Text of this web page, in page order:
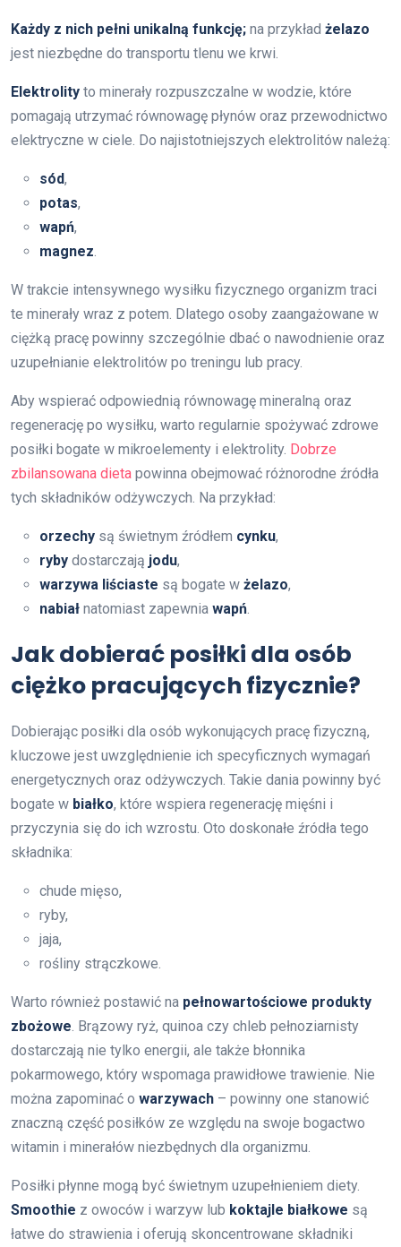
Każdy z nich pełni unikalną funkcję; na przykład żelazo
jest niezbędne do transportu tlenu we krwi.
Elektrolity to minerały rozpuszczalne w wodzie, które
pomagają utrzymać równowagę płynów oraz przewodnictwo
elektryczne w ciele. Do najistotniejszych elektrolitów należą:
sód,
potas,
wapń,
magnez
W trakcie intensywnego wysiłku fizycznego organizm traci
te minerały wraz z potem. Dlatego osoby zaangażowane w
ciężką pracę powinny szczególnie dbać o nawodnienie oraz
uzupełnianie elektrolitów po treningu lub pracy.
Aby wspierać odpowiednią równowagę mineralną oraz
regenerację po wysiłku, warto regularnie spożywać zdrowe
posiłki bogate w mikroelementy i elektrolity. Dobrze
zbilansowana dieta powinna obejmować różnorodne źródła
tych składników odżywczych. Na przykład:
orzechy są świetnym źródłem cynku,
ryby dostarczają jodu,
warzywa liściaste są bogate w żelazo,
nabiał natomiast zapewnia wapń
Jak dobierać posiłki dla osób
ciężko pracujących fizycznie?
Dobierając posiłki dla osób wykonujących pracę fizyczną,
kluczowe jest uwzględnienie ich specyficznych wymagań
energetycznych oraz odżywczych. Takie dania powinny być
bogate w białko, które wspiera regenerację mięśni i
przyczynia się do ich wzrostu. Oto doskonałe źródła tego
składnika:
chude mięso,
ryby,
jaja,
rośliny strączkowe.
Warto również postawić na pełnowartościowe produkty
zbożowe . Brązowy ryż, quinoa czy chleb pełnoziarnisty
dostarczają nie tylko energii, ale także błonnika
pokarmowego, który wspomaga prawidłowe trawienie. Nie
można zapominać o warzywach – powinny one stanowić
znaczną część posiłków ze względu na swoje bogactwo
witamin i minerałów niezbędnych dla organizmu.
Posiłki płynne mogą być świetnym uzupełnieniem diety.
Smoothie z owoców i warzyw lub koktajle białkowe są
łatwe do strawienia i oferują skoncentrowane składniki